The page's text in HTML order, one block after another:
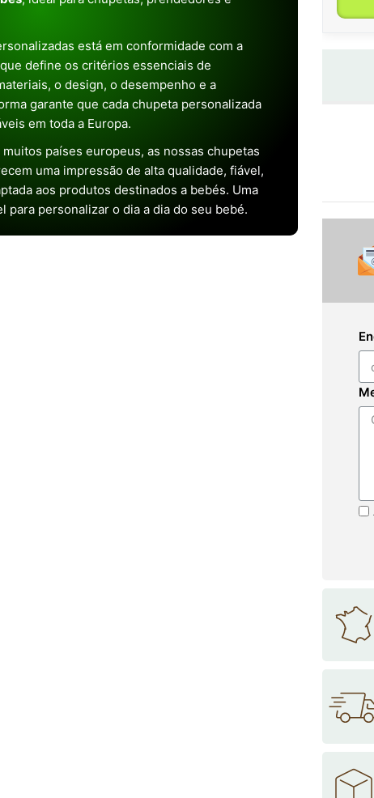
está em conformidade com a
define os critérios essenciais de
o design, o desempenho e a
garante que cada chupeta personalizada
em toda a Europa.
países europeus, as nossas chupetas
uma impressão de alta qualidade, fiável,
aos produtos destinados a bebés. Uma
para personalizar o dia a dia do seu bebé.